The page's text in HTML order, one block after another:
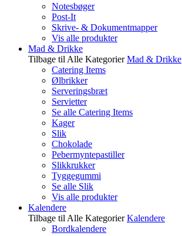
Notesbøger
Post-It
Skrive- & Dokumentmapper
Vis alle produkter
Mad & Drikke
Tilbage til Alle Kategorier Mad & Drikke
Catering Items
Ølbrikker
Serveringsbræt
Servietter
Se alle Catering Items
Kager
Slik
Chokolade
Pebermyntepastiller
Slikkrukker
Tyggegummi
Se alle Slik
Vis alle produkter
Kalendere
Tilbage til Alle Kategorier Kalendere
Bordkalendere